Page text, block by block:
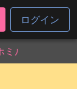
ログイン
ル〜